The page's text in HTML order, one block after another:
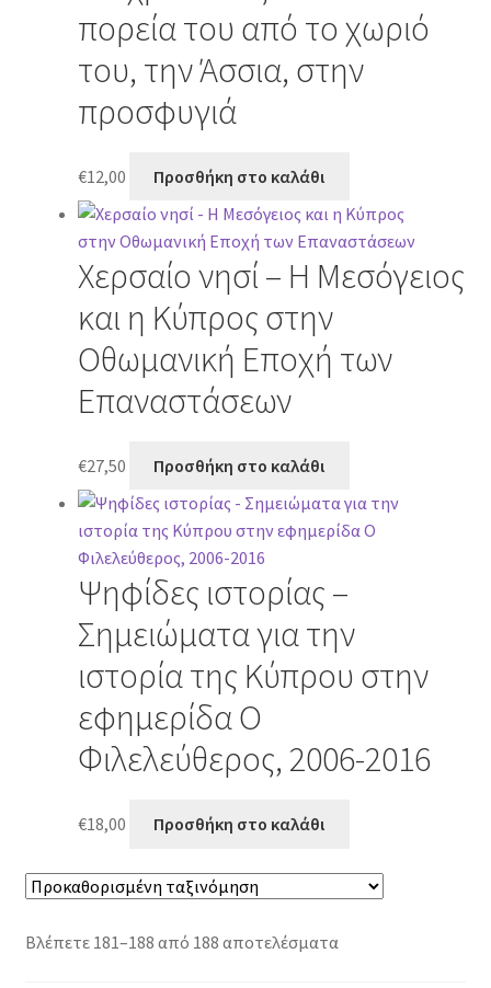
πορεία του από το χωριό
του, την Άσσια, στην
προσφυγιά
€12,00 Προσθήκη στο καλάθι
Χερσαίο νησί – Η Μεσόγειος
και η Κύπρος στην
Οθωμανική Εποχή των
Επαναστάσεων
€27,50 Προσθήκη στο καλάθι
Ψηφίδες ιστορίας –
Σημειώματα για την
ιστορία της Κύπρου στην
εφημερίδα Ο
Φιλελεύθερος, 2006-2016
€18,00 Προσθήκη στο καλάθι
Βλέπετε 181–188 από 188 αποτελέσματα